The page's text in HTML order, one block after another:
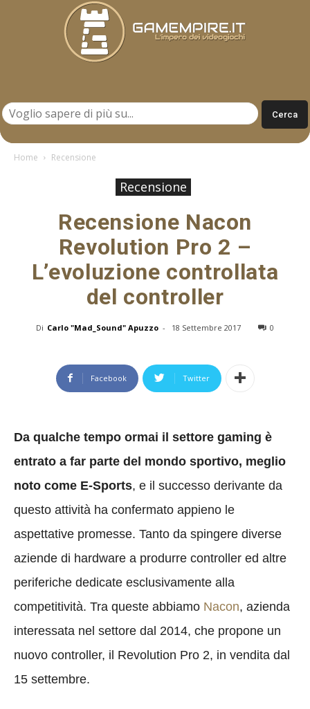
Home Recensione
Recensione
Recensione Nacon
Revolution Pro 2 –
L’evoluzione controllata
del controller
Di Carlo "Mad_Sound" Apuzzo - 18 Settembre 2017 0
Facebook Twitter
Da qualche tempo ormai il settore gaming è
entrato a far parte del mondo sportivo, meglio
noto come E-Sports, e il successo derivante da
questo attività ha confermato appieno le
aspettative promesse. Tanto da spingere diverse
aziende di hardware a produrre controller ed altre
periferiche dedicate esclusivamente alla
competitività. Tra queste abbiamo Nacon, azienda
interessata nel settore dal 2014, che propone un
nuovo controller, il Revolution Pro 2, in vendita dal
15 settembre.